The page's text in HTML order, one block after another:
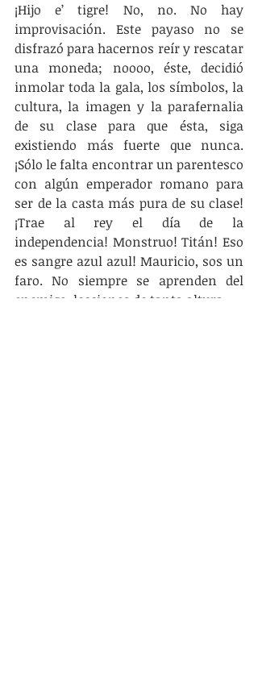
¡Hijo e’ tigre! No, no. No hay
improvisación. Este payaso no se
disfrazó para hacernos reír y rescatar
una moneda; noooo, éste, decidió
inmolar toda la gala, los símbolos, la
cultura, la imagen y la parafernalia
de su clase para que ésta, siga
existiendo más fuerte que nunca.
¡Sólo le falta encontrar un parentesco
con algún emperador romano para
ser de la casta más pura de su clase!
¡Trae al rey el día de la
independencia! Monstruo! Titán! Eso
es sangre azul azul! Mauricio, sos un
faro. No siempre se aprenden del
enemigo, lecciones de tanta altura.